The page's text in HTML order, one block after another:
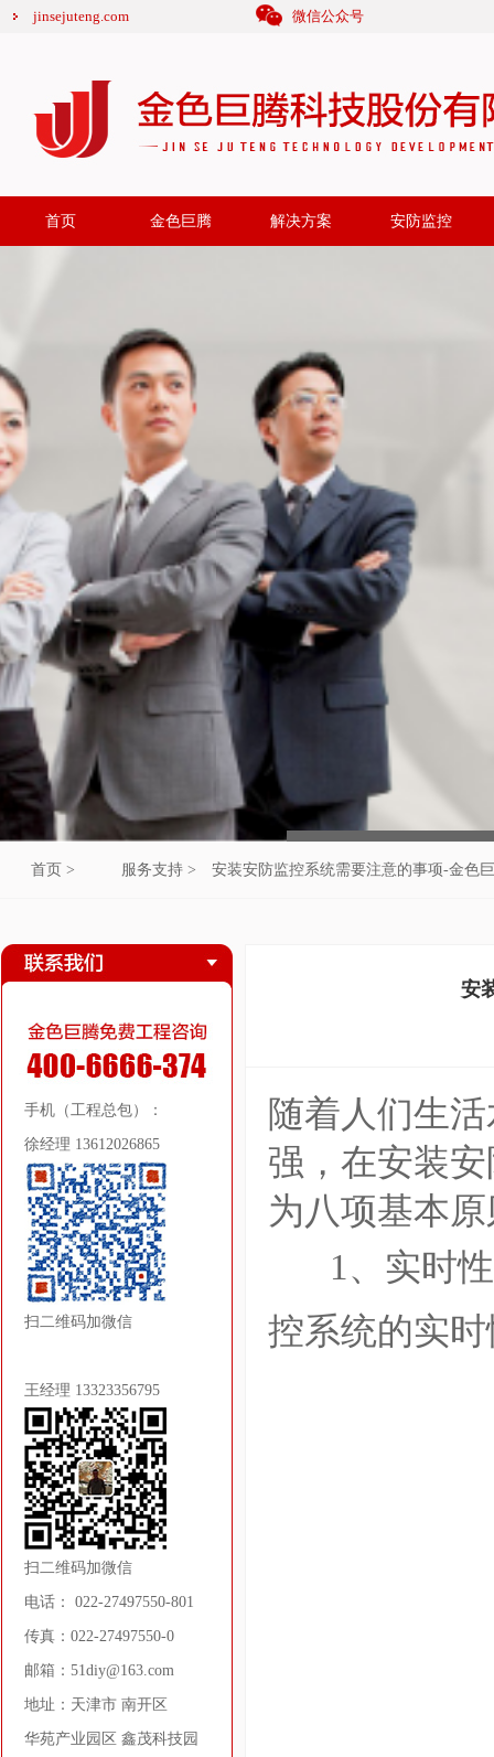
jinsejuteng.com 微信公众号
首页 金色巨腾 解决方案 安防监控
首页 > 服务支持 > 安装安防监控系统需要注意的事项-金色
手机（工程总包）：
徐经理 13612026865
扫二维码加微信
王经理 13323356795
扫二维码加微信
电话： 022-27497550-801
传真：022-27497550-0
邮箱：51diy@163.com
地址：天津市 南开区
华苑产业园区 鑫茂科技园
安
随着人们生
强，在安装
为八项基本
1、实时
控系统的实